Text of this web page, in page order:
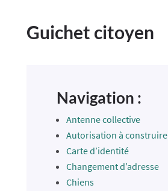
Guichet citoyen
Navigation :
Antenne collective
Autorisation à construire
Carte d’identité
Changement d’adresse
Chiens